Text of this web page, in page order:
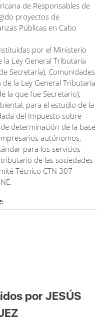
de Responsables de
proyectos de
Públicas en Cabo
por el Ministerio
Ley General Tributaria
Secretaría), Comunidades
la Ley General Tributaria
la que fue Secretario),
para el estudio de la
del Impuesto sobre
determinación de la base
autónomos,
para los servicios
de las sociedades
Técnico CTN 307
por JESÚS